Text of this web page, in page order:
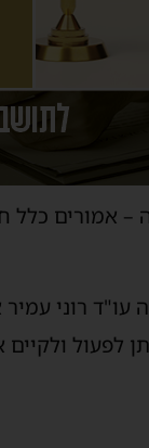
אמורים כלל
עו"ד רוני
לפעול